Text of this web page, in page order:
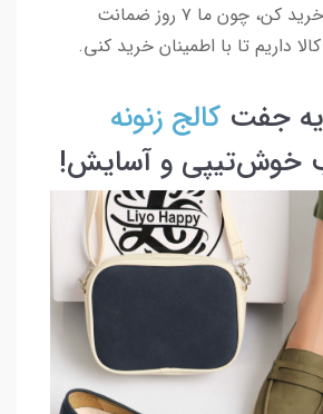
✅ با خیال راحت خرید کن، چون ما ۷ روز ضمانت
داریم تا با اطمینان خرید کنی.
جفت کالج زنونه
خوش‌تیپی و آسایش!